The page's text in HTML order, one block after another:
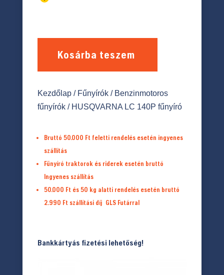
Kosárba teszem
Kezdőlap/ Fűnyírók/ Benzinmotoros
fűnyírók/ HUSQVARNA LC 140P fűnyíró
Bruttó 50.000 Ft feletti rendelés esetén ingyenes
szállítás
Fűnyíró traktorok és riderek esetén bruttó
Ingyenes szállítás
50.000 Ft és 50 kg alatti rendelés esetén bruttó
2.990 Ft szállítási díj GLS Futárral
Bankkártyás fizetési lehetőség!